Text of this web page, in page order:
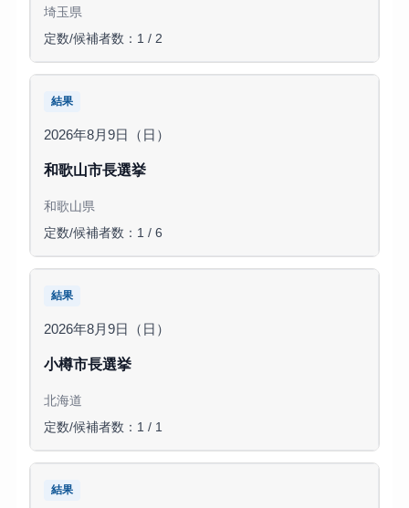
埼玉県
定数/候補者数：1 / 2
結果
2026年8月9日（日）
和歌山市長選挙
和歌山県
定数/候補者数：1 / 6
結果
2026年8月9日（日）
小樽市長選挙
北海道
定数/候補者数：1 / 1
結果